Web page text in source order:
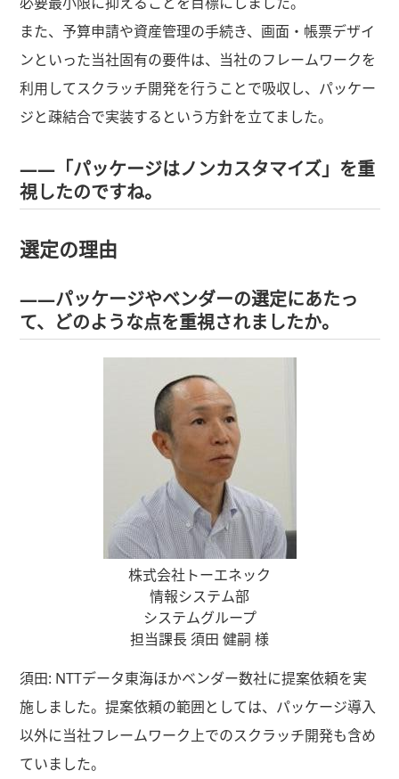
また、予算申請や資産管理の手続き、画面・帳票デザイ
ンといった当社固有の要件は、当社のフレームワークを
利用してスクラッチ開発を行うことで吸収し、パッケー
ジと疎結合で実装するという方針を立てました。
――「パッケージはノンカスタマイズ」を重
視したのですね。
選定の理由
――パッケージやベンダーの選定にあたっ
て、どのような点を重視されましたか。
株式会社トーエネック
情報システム部
システムグループ
担当課長 須田 健嗣 様
須田: NTTデータ東海ほかベンダー数社に提案依頼を実
施しました。提案依頼の範囲としては、パッケージ導入
以外に当社フレームワーク上でのスクラッチ開発も含め
ていました。